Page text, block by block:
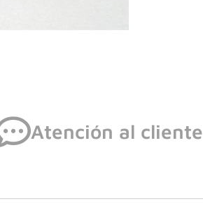
Atención al cliente